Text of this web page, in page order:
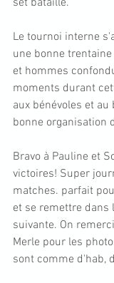
set bataillé.
Le tournoi interne
une bonne
et hommes
moments durant
aux bénévoles et
bonne organisation
Bravo à Pauline et
victoires! Super
matches. parfait
et se remettre dans
suivante. On
Merle pour les
sont comme d'hab,